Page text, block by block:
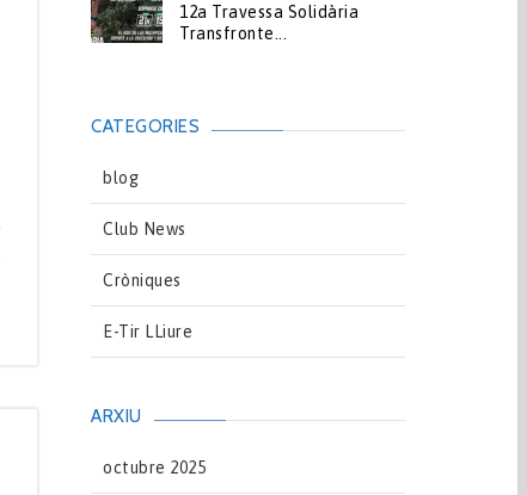
12a Travessa Solidària
Transfronte...
CATEGORIES
blog
Club News
Cròniques
E-Tir LLiure
ARXIU
octubre 2025